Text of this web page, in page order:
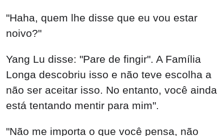
"Haha, quem lhe disse que eu vou estar
noivo?"
Yang Lu disse: "Pare de fingir". A Família
Longa descobriu isso e não teve escolha a
não ser aceitar isso. No entanto, você ainda
está tentando mentir para mim".
"Não me importa o que você pensa, não